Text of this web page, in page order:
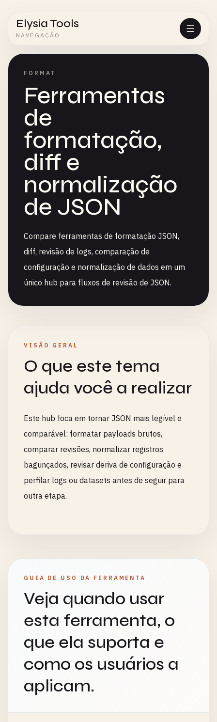
Elysia Tools
NAVEGAÇÃO
FORMAT
Ferramentas
de
formatação,
diff e
normalização
de JSON
Compare ferramentas de formatação JSON,
diff, revisão de logs, comparação de
configuração e normalização de dados em um
único hub para fluxos de revisão de JSON.
VISÃO GERAL
O que este tema
ajuda você a realizar
Este hub foca em tornar JSON mais legível e
comparável: formatar payloads brutos,
comparar revisões, normalizar registros
bagunçados, revisar deriva de configuração e
perfilar logs ou datasets antes de seguir para
outra etapa.
GUIA DE USO DA FERRAMENTA
Veja quando usar
esta ferramenta, o
que ela suporta e
como os usuários a
aplicam.